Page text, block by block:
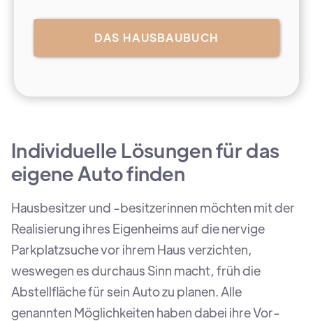
DAS HAUSBAUBUCH
Individuelle Lösungen für das
eigene Auto finden
Hausbesitzer und -besitzerinnen möchten mit der
Realisierung ihres Eigenheims auf die nervige
Parkplatzsuche vor ihrem Haus verzichten,
weswegen es durchaus Sinn macht, früh die
Abstellfläche für sein Auto zu planen. Alle
genannten Möglichkeiten haben dabei ihre Vor-